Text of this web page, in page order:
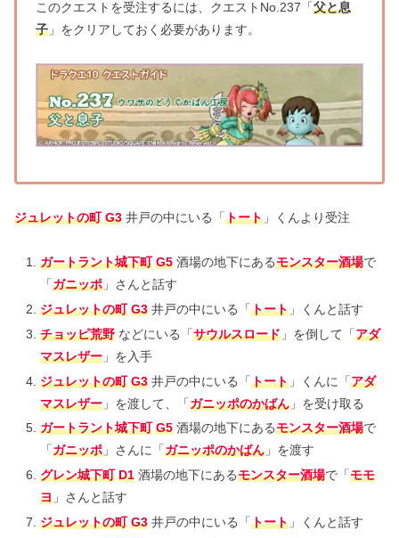
このクエストを受注するには、クエストNo.237「父と息
子 」をクリアしておく必要があります。
ジュレットの町 G3 井戸の中にいる「トート 」くんより受注
ガートラント城下町 G5酒場の地下にあるモンスター酒場で
「ガニッポ」さんと話す
ジュレットの町 G3井戸の中にいる「トート」くんと話す
チョッピ荒野などにいる「サウルスロード」を倒して「アダ
マスレザー」を入手
ジュレットの町 G3井戸の中にいる「トート」くんに「アダ
マスレザー」を渡して、「ガニッポのかばん」を受け取る
ガートラント城下町 G5酒場の地下にあるモンスター酒場で
「ガニッポ」さんに「ガニッポのかばん」を渡す
グレン城下町 D1酒場の地下にあるモンスター酒場で「モモ
ヨ」さんと話す
ジュレットの町 G3井戸の中にいる「トート」くんと話す